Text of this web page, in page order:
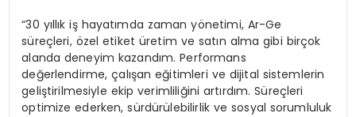
“30 yıllık iş hayatımda zaman yönetimi, Ar-Ge
süreçleri, özel etiket üretim ve satın alma gibi birçok
alanda deneyim kazandım. Performans
değerlendirme, çalışan eğitimleri ve dijital sistemlerin
geliştirilmesiyle ekip verimliliğini artırdım. Süreçleri
optimize ederken, sürdürülebilirlik ve sosyal sorumluluk